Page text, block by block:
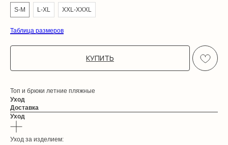
S-M
L-XL XXL-XXXL
Таблица размеров
КУПИТЬ
Топ и брюки летние пляжные
Уход
Доставка
Уход
Уход за изделием: